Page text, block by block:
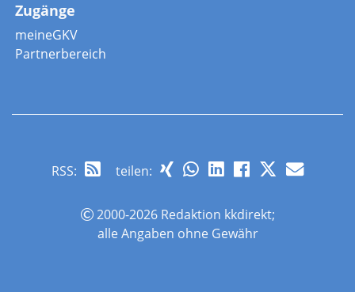
Zugänge
meineGKV
Partnerbereich
RSS: teilen:
2000-2026 Redaktion kkdirekt;
alle Angaben ohne Gewähr